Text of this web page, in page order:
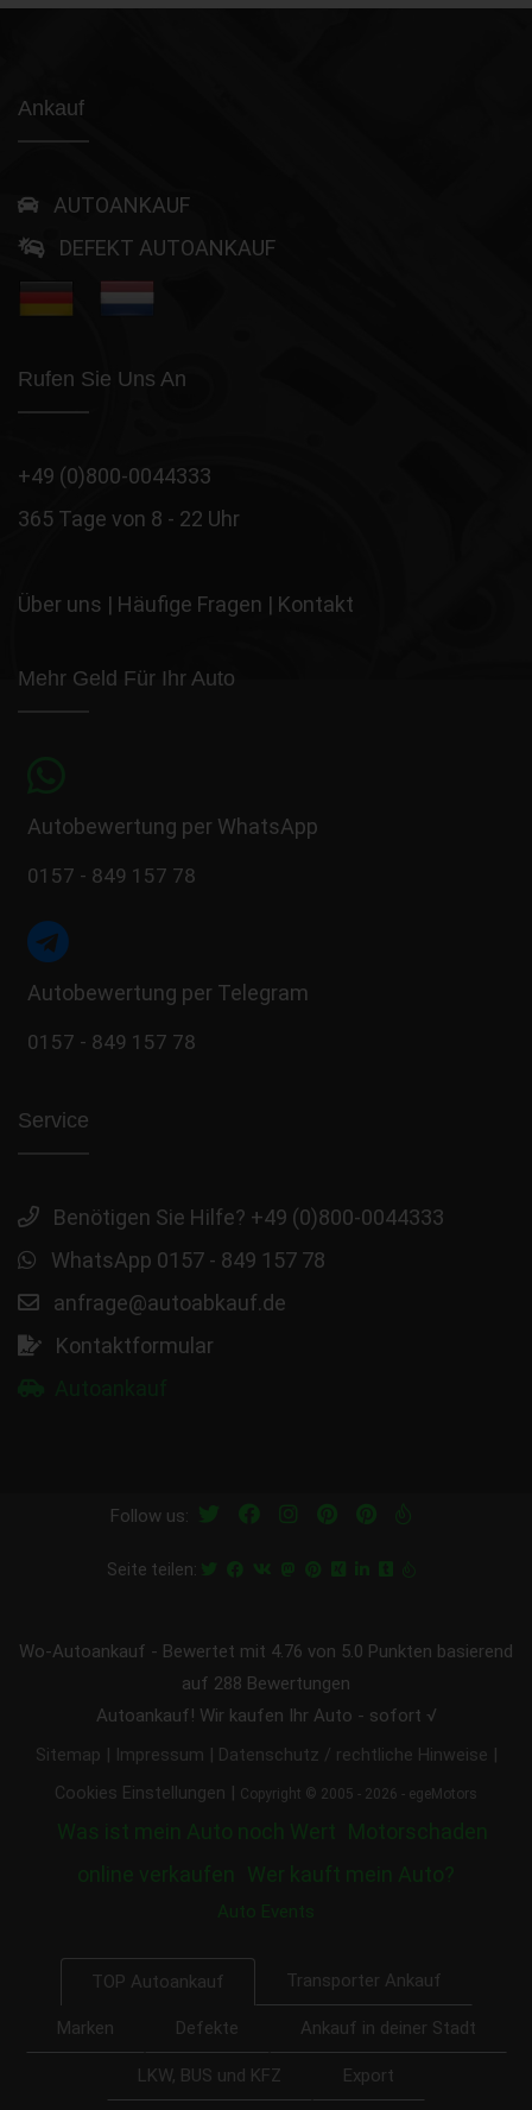
Ankauf
AUTOANKAUF
DEFEKT AUTOANKAUF
Rufen Sie Uns An
+49 (0)800-0044333
365 Tage von 8 - 22 Uhr
Über uns | Häufige Fragen | Kontakt
Mehr Geld Für Ihr Auto
Autobewertung per WhatsApp
0157 - 849 157 78
Autobewertung per Telegram
0157 - 849 157 78
Service
Benötigen Sie Hilfe? +49 (0)800-0044333
WhatsApp 0157 - 849 157 78
anfrage@autoabkauf.de
Kontaktformular
Follow us:
Seite teilen:
Wo-Autoankauf - Bewertet mit 4.76 von 5.0 Punkten basierend
auf 288 Bewertungen
Autoankauf! Wir kaufen Ihr Auto - sofort √
Sitemap Impressum Datenschutz / rechtliche Hinweise
Cookies Einstellungen Copyright © 2005 - 2026 - egeMotors
Was ist mein Auto noch Wert Motorschaden
online verkaufen
Wer kauft mein Auto?
Auto Events
TOP Autoankauf Transporter Ankauf
Marken Defekte Ankauf in deiner Stadt
LKW, BUS und KFZ Export